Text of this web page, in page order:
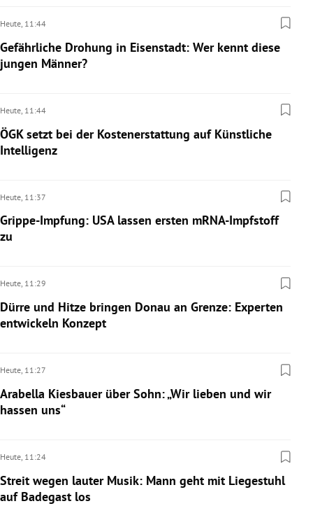
Heute, 11:44
Gefährliche Drohung in Eisenstadt: Wer kennt diese
jungen Männer?
Heute, 11:44
ÖGK setzt bei der Kostenerstattung auf Künstliche
Intelligenz
Heute, 11:37
Grippe-Impfung: USA lassen ersten mRNA-Impfstoff
zu
Heute, 11:29
Dürre und Hitze bringen Donau an Grenze: Experten
entwickeln Konzept
Heute, 11:27
Arabella Kiesbauer über Sohn: „Wir lieben und wir
hassen uns“
Heute, 11:24
Streit wegen lauter Musik: Mann geht mit Liegestuhl
auf Badegast los